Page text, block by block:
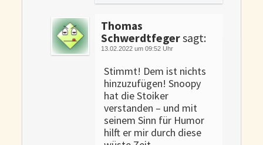
Thomas
Schwerdtfegersagt:
13.02.2022 um 09:52 Uhr
Stimmt! Dem ist nichts
hinzuzufügen! Snoopy
hat die Stoiker
verstanden – und mit
seinem Sinn für Humor
hilft er mir durch diese